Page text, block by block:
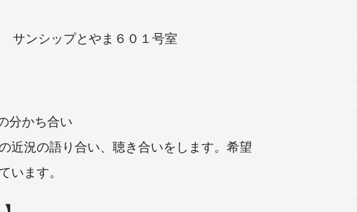
サンシップとやま６０１号室
分かち合い
近況の語り合い、聴き合いをします。希望
います。